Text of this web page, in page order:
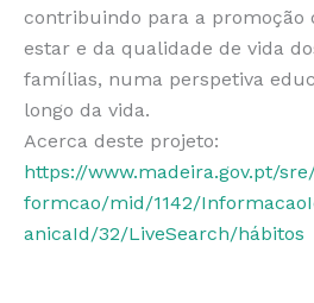
contribuindo para a promoção
estar e da qualidade de vida
famílias, numa perspetiva
longo da vida.
Acerca deste projeto:
https://www.madeira.gov.pt/
formcao/mid/1142/
anicaId/32/LiveSearch/hábitos